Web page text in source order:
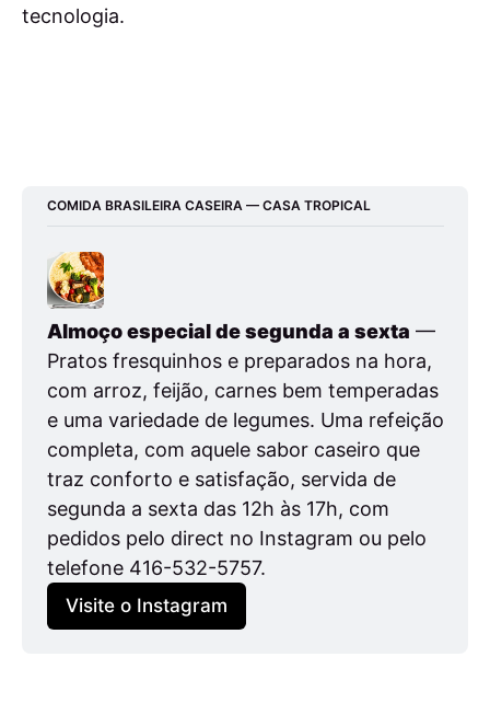
tecnologia.
COMIDA BRASILEIRA CASEIRA — CASA TROPICAL
Almoço especial de segunda a sexta —
Pratos fresquinhos e preparados na hora,
com arroz, feijão, carnes bem temperadas
e uma variedade de legumes. Uma refeição
completa, com aquele sabor caseiro que
traz conforto e satisfação, servida de
segunda a sexta das 12h às 17h, com
pedidos pelo direct no Instagram ou pelo
telefone 416-532-5757.
Visite o Instagram